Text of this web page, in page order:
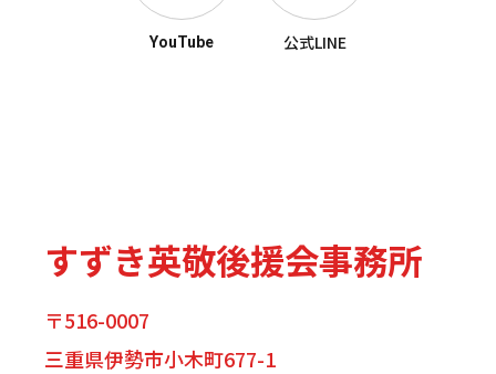
YouTube 公式LINE
すずき英敬後援会事務所
〒516-0007
三重県伊勢市小木町677-1